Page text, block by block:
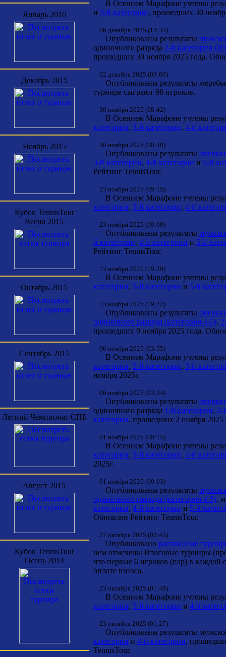
Январь 2016
Декабрь 2015
Ноябрь 2015
Кубок TennisTour
Весна 2015
Октябрь 2015
Сентябрь 2015
Летний Чемпионат СПБ
Август 2015
Кубок TennisTour
Осень 2014
В Осеннем Марафоне учтены
и 3-й категории, прошедших 30
06 декабря 2025 (13:35)
Опубликованы результаты
одиночного разряда 2-й категории
прошедших 30 ноября 2025 года.
02 декабря 2025 (03:00)
Опубликованы результаты
турнире сыграют 96 игроков.
30 ноября 2025 (08:42)
В Осеннем Марафоне учтены
категории, 3-й категории, 4-й
30 ноября 2025 (08:30)
Опубликованы результаты
3-й категории, 4-й категории и 5-й
Рейтинг TennisTour.
23 ноября 2025 (09:15)
В Осеннем Марафоне учтены
категории, 3-й категории, 4-й
23 ноября 2025 (09:00)
Опубликованы результаты
й категории, 4-й категории и 5-й
Рейтинг TennisTour.
13 ноября 2025 (19:29)
В Осеннем Марафоне учтены
категории, 3-й категории и 5-й
13 ноября 2025 (19:22)
Опубликованы результаты
одиночного разряда (категория 4-5),
прошедших 9 ноября 2025 года.
06 ноября 2025 (03:55)
В Осеннем Марафоне учтены
категории, 2-й категории, 3-й
ноября 2025г.
06 ноября 2025 (03:34)
Опубликованы результаты
одиночного разряда 1-й категории, 2-
категории, прошедших 2 ноября 2025
01 ноября 2025 (00:15)
В Осеннем Марафоне учтены
категории, 3-й категории, 4-й
2025г.
01 ноября 2025 (00:03)
Опубликованы результаты
одиночного разряда (категория 4-5),
категории, 4-й категории и 5-й
Обновлен Рейтинг TennisTour.
27 октября 2025 (03:45)
Опубликовано расписание
нем отмечены Итоговые турниры
что первые 6 игроков (пар) в каждой
оплате взноса.
23 октября 2025 (01:48)
В Осеннем Марафоне учтены
категории, 3-й категории и 4-й
23 октября 2025 (01:27)
Опубликованы результаты
категории и 4-й категории,
TennisTour.